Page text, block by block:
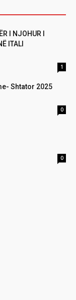
I NJOHUR I
ITALI
1
Shtator 2025
0
0